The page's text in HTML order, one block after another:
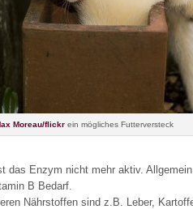
Moreau/flickr ein mögliches Futterversteck
das Enzym nicht mehr aktiv.
B Bedarf.
Nährstoffen sind z.B. Leber,